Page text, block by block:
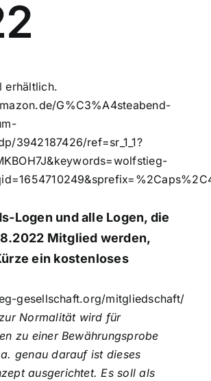
erhältlich.
G%C3%A4steabend-
3942187426/ref=sr_1_1?
Logen und alle Logen, die
Mitglied werden,
ein kostenloses
gesellschaft.org/mitgliedschaft/
Normalität wird für
zu einer Bewährungsprobe
genau darauf ist dieses
ausgerichtet. Es soll als